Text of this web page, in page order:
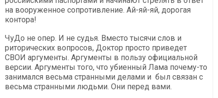
на вооруженное сопротивление. Ай-яй-яй, дорогая
контора!
ЧуДо не опер. И не судья. Вместо тысячи слов и
риторических вопросов, Доктор просто приведет
СВОИ аргументы. Аргументы в пользу официальной
версии. Аргументы того, что убиенный Лама почему-то
занимался весьма странными делами и был связан с
весьма странными людьми. Они перед вами.